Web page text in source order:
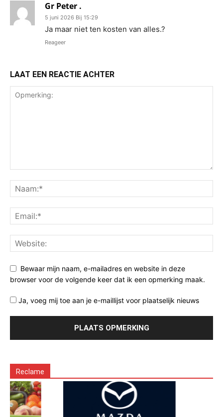
Gr Peter .
5 juni 2026 Bij 15:29
Ja maar niet ten kosten van alles.?
Reageer
LAAT EEN REACTIE ACHTER
Bewaar mijn naam, e-mailadres en website in deze
browser voor de volgende keer dat ik een opmerking maak.
Ja, voeg mij toe aan je e-maillijst voor plaatselijk nieuws
Reclame